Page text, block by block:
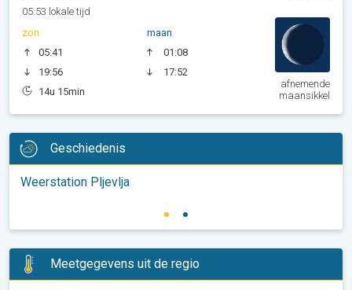
05:53 lokale tijd
zon
05:41
19:56
14u 15min
maan
01:08
17:52
afnemende
maansikkel
Geschiedenis
Weerstation Pljevlja
Meetgegevens uit de regio